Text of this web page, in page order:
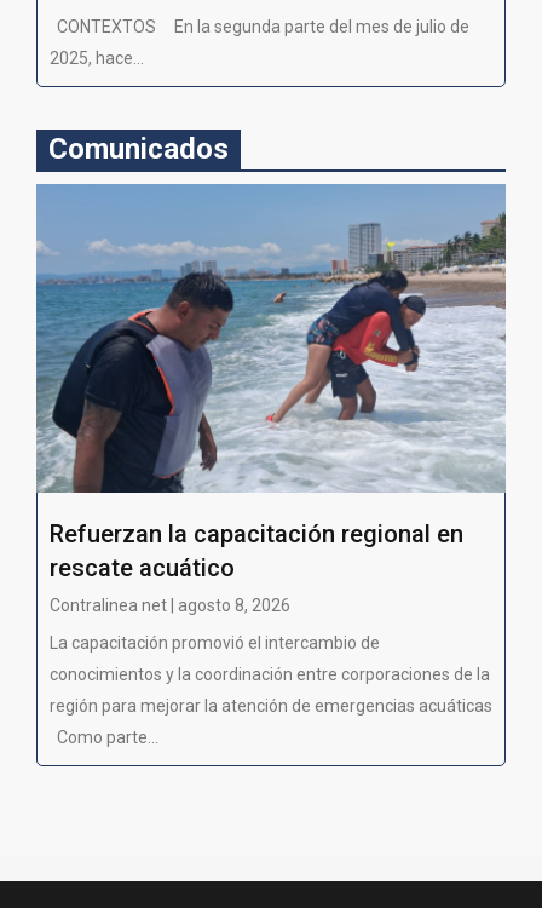
CONTEXTOS En la segunda parte del mes de julio de
2025, hace...
Comunicados
Refuerzan la capacitación regional en
rescate acuático
Contralinea net | agosto 8, 2026
La capacitación promovió el intercambio de
conocimientos y la coordinación entre corporaciones de la
región para mejorar la atención de emergencias acuáticas
Como parte...